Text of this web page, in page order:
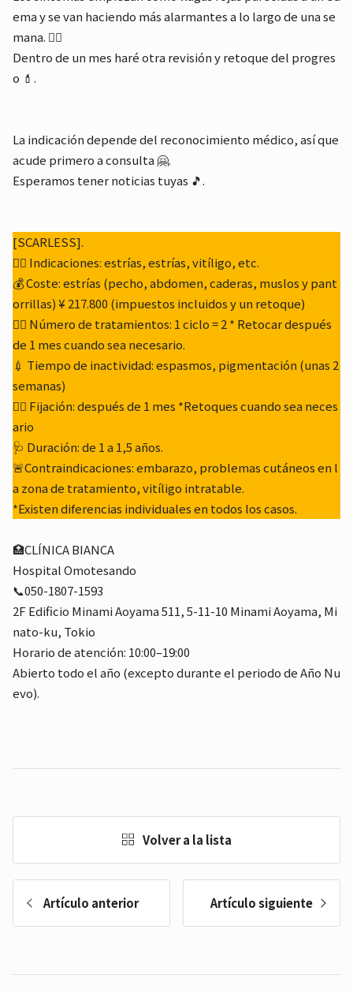
ema y se van haciendo más alarmantes a lo largo de una se
mana. 🙆‍♀️
Dentro de un mes haré otra revisión y retoque del progres
o 💄.
La indicación depende del reconocimiento médico, así que
acude primero a consulta 🤗.
Esperamos tener noticias tuyas 🎵.
[SCARLESS].
🙆‍♀️ Indicaciones: estrías, estrías, vitíligo, etc.
💰 Coste: estrías (pecho, abdomen, caderas, muslos y pant
orrillas) ¥ 217.800 (impuestos incluidos y un retoque)
🚶‍♂️ Número de tratamientos: 1 ciclo = 2 * Retocar después
de 1 mes cuando sea necesario.
💉 Tiempo de inactividad: espasmos, pigmentación (unas 2
semanas)
👩‍⚕️ Fijación: después de 1 mes *Retoques cuando sea neces
ario
🩺 Duración: de 1 a 1,5 años.
🚨Contraindicaciones: embarazo, problemas cutáneos en l
a zona de tratamiento, vitíligo intratable.
*Existen diferencias individuales en todos los casos.
🏥CLÍNICA BIANCA
Hospital Omotesando
📞050-1807-1593
2F Edificio Minami Aoyama 511, 5-11-10 Minami Aoyama, Mi
nato-ku, Tokio
Horario de atención: 10:00–19:00
Abierto todo el año (excepto durante el periodo de Año Nu
evo).
Artículo anterior
Volver a la lista
Artículo siguiente